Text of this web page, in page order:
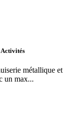
Activités
métallique et
un max...